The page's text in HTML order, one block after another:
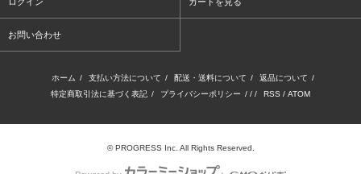
お問い合わせ
ホーム / 支払い方法について / 配送・送料について / 返品について /
特定商取引法に基づく表記 / プライバシーポリシー / / / RSS / ATOM
© PROGRESS Inc. All Rights Reserved.